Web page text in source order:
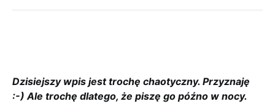
Dzisiejszy wpis jest trochę chaotyczny. Przyznaję
:-) Ale trochę dlatego, że piszę go późno w nocy.